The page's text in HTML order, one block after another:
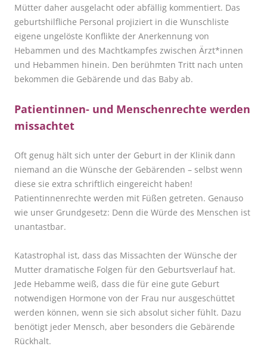
Mütter daher ausgelacht oder abfällig kommentiert. Das
geburtshilfliche Personal projiziert in die Wunschliste
eigene ungelöste Konflikte der Anerkennung von
Hebammen und des Machtkampfes zwischen Ärzt*innen
und Hebammen hinein. Den berühmten Tritt nach unten
bekommen die Gebärende und das Baby ab.
Patientinnen- und Menschenrechte werden
missachtet
Oft genug hält sich unter der Geburt in der Klinik dann
niemand an die Wünsche der Gebärenden – selbst wenn
diese sie extra schriftlich eingereicht haben!
Patientinnenrechte werden mit Füßen getreten. Genauso
wie unser Grundgesetz: Denn die Würde des Menschen ist
unantastbar.
Katastrophal ist, dass das Missachten der Wünsche der
Mutter dramatische Folgen für den Geburtsverlauf hat.
Jede Hebamme weiß, dass die für eine gute Geburt
notwendigen Hormone von der Frau nur ausgeschüttet
werden können, wenn sie sich absolut sicher fühlt. Dazu
benötigt jeder Mensch, aber besonders die Gebärende
Rückhalt.